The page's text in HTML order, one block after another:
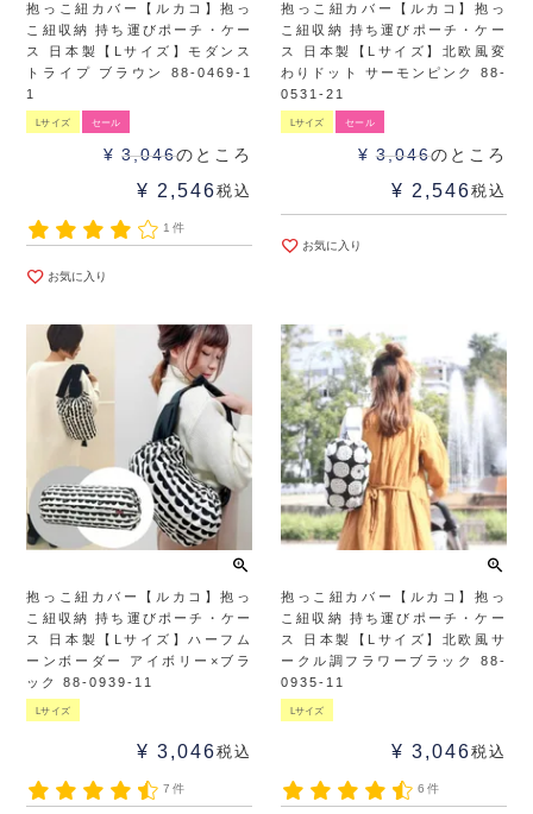
抱っこ紐カバー【ルカコ】抱っ
こ紐収納 持ち運びポーチ・ケー
ス 日本製【Lサイズ】モダンス
トライプ ブラウン 88-0469-1
1
Lサイズ セール
¥ 3,046のところ
¥ 2,546税込
1件
お気に入り
抱っこ紐カバー【ルカコ】抱っ
こ紐収納 持ち運びポーチ・ケー
ス 日本製【Lサイズ】北欧風変
わりドット サーモンピンク 88-
0531-21
Lサイズ セール
¥ 3,046のところ
¥ 2,546税込
お気に入り
抱っこ紐カバー【ルカコ】抱っ
こ紐収納 持ち運びポーチ・ケー
ス 日本製【Lサイズ】ハーフム
ーンボーダー アイボリー×ブラ
ック 88-0939-11
Lサイズ
¥ 3,046税込
7件
抱っこ紐カバー【ルカコ】抱っ
こ紐収納 持ち運びポーチ・ケー
ス 日本製【Lサイズ】北欧風サ
ークル調フラワーブラック 88-
0935-11
Lサイズ
¥ 3,046税込
6件